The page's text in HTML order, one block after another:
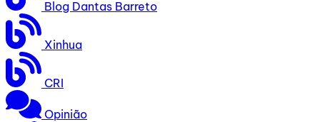
Blog Dantas Barreto
Xinhua
CRI
Opinião